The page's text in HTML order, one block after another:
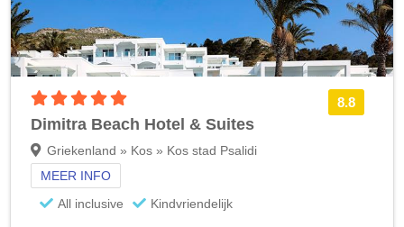
8.8
Dimitra Beach Hotel & Suites
Griekenland » Kos » Kos stad Psalidi
MEER INFO
All inclusive
Kindvriendelijk